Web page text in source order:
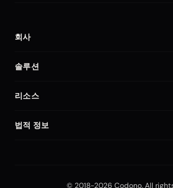
회사
회사 소개
파트너
비교
솔루션
암호화폐 거래소 소프트웨어
암호화폐 거래소 스크립트
리소스
문서
법적 정보
© 2018-2026 Codono. All